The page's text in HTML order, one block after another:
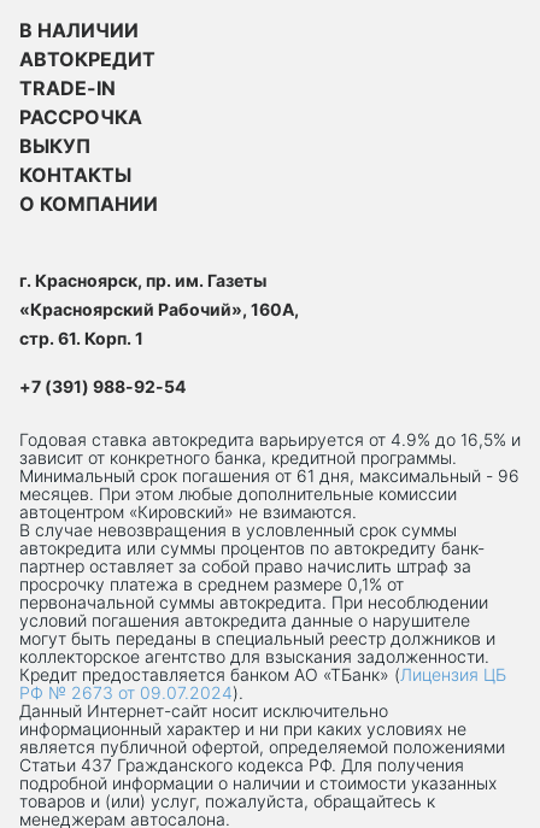
В НАЛИЧИИ
АВТОКРЕДИТ
TRADE-IN
РАССРОЧКА
ВЫКУП
КОНТАКТЫ
О КОМПАНИИ
г. Красноярск, пр. им. Газеты
«Красноярский Рабочий», 160А,
стр. 61. Корп. 1
+7 (391) 988-92-54
Годовая ставка автокредита варьируется от 4.9% до 16,5% и
зависит от конкретного банка, кредитной программы.
Минимальный срок погашения от 61 дня, максимальный - 96
месяцев. При этом любые дополнительные комиссии
автоцентром «Кировский» не взимаются.
В случае невозвращения в условленный срок суммы
автокредита или суммы процентов по автокредиту банк-
партнер оставляет за собой право начислить штраф за
просрочку платежа в среднем размере 0,1% от
первоначальной суммы автокредита. При несоблюдении
условий погашения автокредита данные о нарушителе
могут быть переданы в специальный реестр должников и
коллекторское агентство для взыскания задолженности.
Кредит предоставляется банком АО «ТБанк» (Лицензия ЦБ
РФ № 2673 от 09.07.2024).
Данный Интернет-сaйт носит исключительно
информационный характер и ни при каких условиях не
является публичной офертой, определяемой положениями
Статьи 437 Гражданского кодекса РФ. Для получения
подробной информации о наличии и стоимости указанных
товаров и (или) услуг, пожалуйста, обращайтесь к
менеджерам автосалона.